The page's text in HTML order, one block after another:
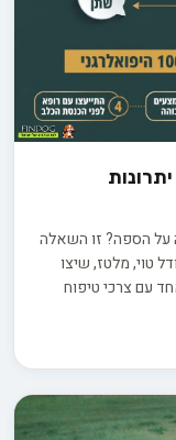
על הספה? זו השאלה
טוי, מלטז, שיצו
עם צרכי טיפוח